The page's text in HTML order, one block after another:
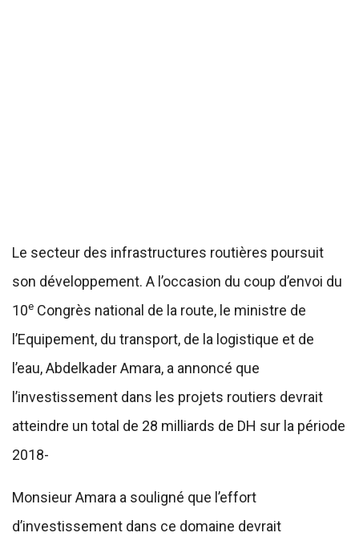
Le secteur des infrastructures routières poursuit
son développement. A l’occasion du coup d’envoi du
10e Congrès national de la route, le ministre de
l’Equipement, du transport, de la logistique et de
l’eau, Abdelkader Amara, a annoncé que
l’investissement dans les projets routiers devrait
atteindre un total de 28 milliards de DH sur la période
2018-
Monsieur Amara a souligné que l’effort
d’investissement dans ce domaine devrait